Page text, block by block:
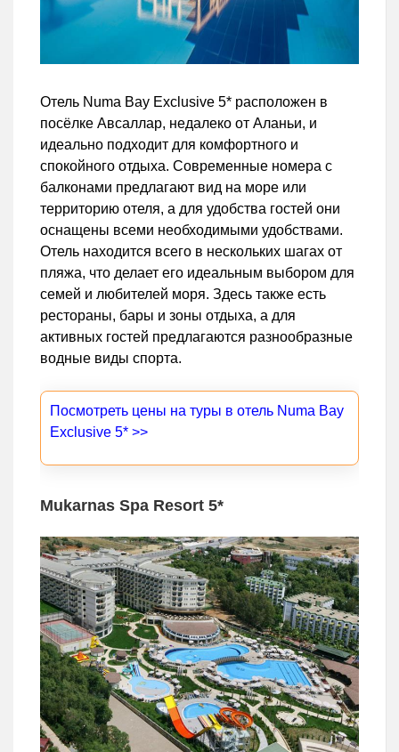
Отель Numa Bay Exclusive 5* расположен в
посёлке Авсаллар, недалеко от Аланьи, и
идеально подходит для комфортного и
спокойного отдыха. Современные номера с
балконами предлагают вид на море или
территорию отеля, а для удобства гостей они
оснащены всеми необходимыми удобствами.
Отель находится всего в нескольких шагах от
пляжа, что делает его идеальным выбором для
семей и любителей моря. Здесь также есть
рестораны, бары и зоны отдыха, а для
активных гостей предлагаются разнообразные
водные виды спорта.
Посмотреть цены на туры в отель Numa Bay
Exclusive 5* >>
Mukarnas Spa Resort 5*